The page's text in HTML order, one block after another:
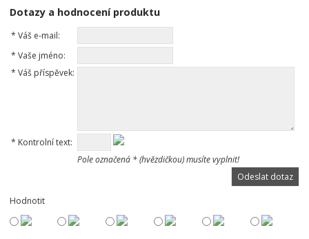
Dotazy a hodnocení produktu
* Váš e-mail:
* Vaše jméno:
* Váš příspěvek:
* Kontrolní text:
Pole označená * (hvězdičkou) musíte vyplnit!
Hodnotit